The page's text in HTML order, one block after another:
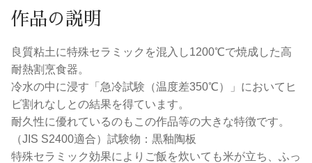
作品の説明
良質粘土に特殊セラミックを混入し1200℃で焼成した高
耐熱割烹食器。
冷水の中に浸す「急冷試験（温度差350℃）」においてヒ
ビ割れなしとの結果を得ています。
耐久性に優れているのもこの作品等の大きな特徴です。
（JIS S2400適合）試験物：黒釉陶板
特殊セラミック効果によりご飯を炊いても米が立ち、ふっ